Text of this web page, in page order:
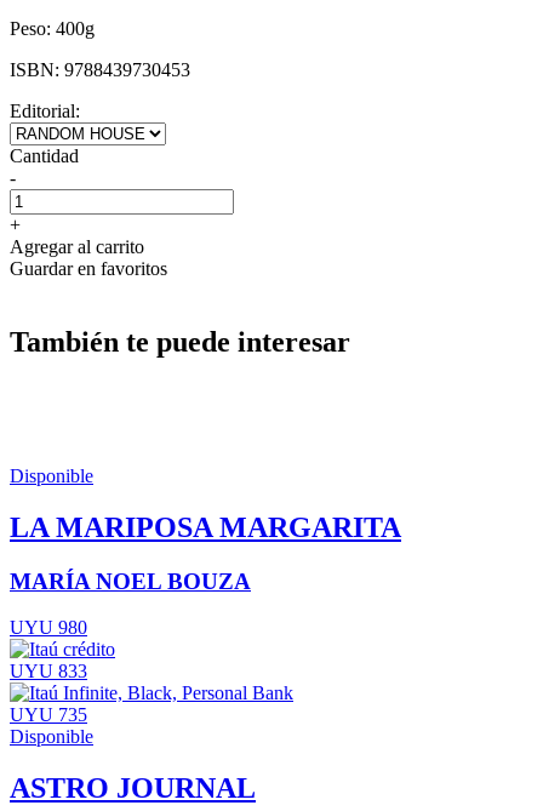
Peso: 400g
ISBN: 9788439730453
Editorial:
Cantidad
-
+
Agregar al carrito
Guardar en favoritos
También te puede interesar
Disponible
LA MARIPOSA MARGARITA
MARÍA NOEL BOUZA
UYU 980
UYU 833
UYU 735
Disponible
ASTRO JOURNAL